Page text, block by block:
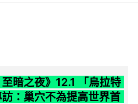
至暗之夜》12.1 「烏拉特
：巢穴不為提高世界首